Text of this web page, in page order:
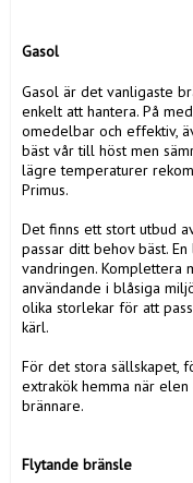
Gasol
Gasol är det vanligaste
enkelt att hantera. På
omedelbar och effektiv,
bäst vår till höst men
lägre temperaturer
Primus.
Det finns ett stort utbud
passar ditt behov bäst.
vandringen. Komplettera
användande i blåsiga
olika storlekar för att
kärl.
För det stora sällskapet,
extrakök hemma när
brännare.
Flytande bränsle